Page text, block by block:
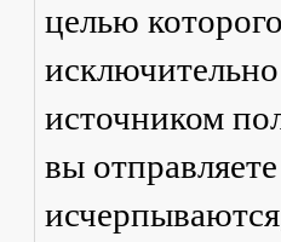
целью
источником
вы